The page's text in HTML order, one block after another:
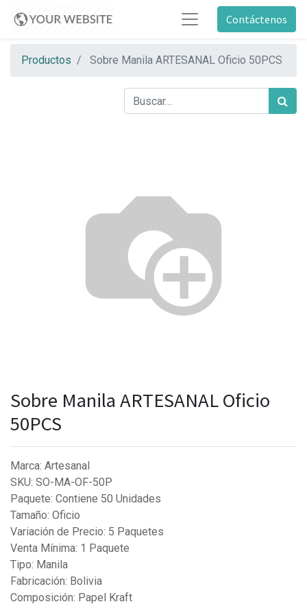
Contáctenos
Productos Sobre Manila ARTESANAL Oficio 50PCS
Sobre Manila ARTESANAL Oficio
50PCS
Marca: Artesanal
SKU: SO-MA-OF-50P
Paquete: Contiene 50 Unidades
Tamaño: Oficio
Variación de Precio: 5 Paquetes
Venta Mínima: 1 Paquete
Tipo: Manila
Fabricación: Bolivia
Composición: Papel Kraft